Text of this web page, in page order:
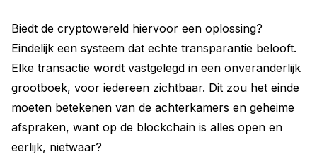
Biedt de cryptowereld hiervoor een oplossing?
Eindelijk een systeem dat echte transparantie belooft.
Elke transactie wordt vastgelegd in een onveranderlijk
grootboek, voor iedereen zichtbaar. Dit zou het einde
moeten betekenen van de achterkamers en geheime
afspraken, want op de blockchain is alles open en
eerlijk, nietwaar?